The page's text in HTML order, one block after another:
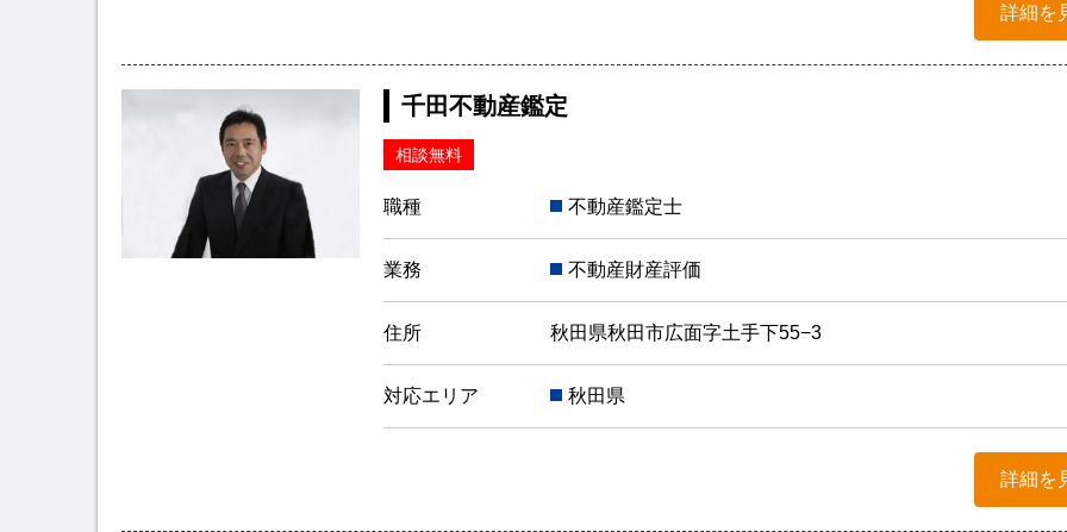
詳細を
千田不動産鑑定
相談無料
職種 不動産鑑定士
業務 不動産財産評価
住所 秋田県秋田市広面字土手下55−3
対応エリア 秋田県
詳細を